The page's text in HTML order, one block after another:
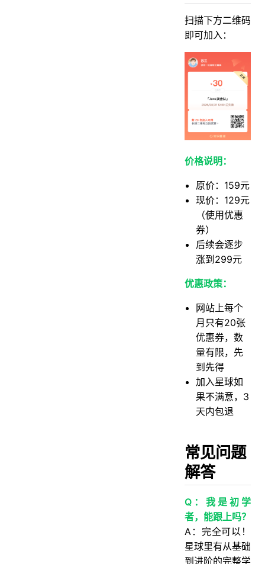
扫描下方二维码
即可加入：
价格说明：
原价：159元
现价：129元
（使用优惠
券）
后续会逐步
涨到299元
优惠政策：
网站上每个
月只有20张
优惠券，数
量有限，先
到先得
加入星球如
果不满意，3
天内包退
常见问题
解答
Q：我是初学
者，能跟上吗？
A：完全可以！
星球里有从基础
到进阶的完整学